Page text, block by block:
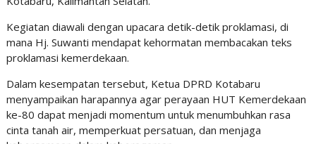
Kegiatan diawali dengan upacara detik-detik proklamasi, di
mana Hj. Suwanti mendapat kehormatan membacakan teks
proklamasi kemerdekaan.
Dalam kesempatan tersebut, Ketua DPRD Kotabaru
menyampaikan harapannya agar perayaan HUT Kemerdekaan
ke-80 dapat menjadi momentum untuk menumbuhkan rasa
cinta tanah air, memperkuat persatuan, dan menjaga